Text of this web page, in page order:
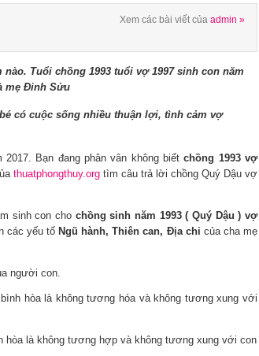
Xem các bài viết của admin »
Tuổi chồng 1993 tuổi vợ 1997 sinh con năm
mẹ Đinh Sửu
có cuộc sống nhiều thuận lợi, tình cảm vợ
2017. Bạn đang phân vân không biếtchồng 1993 vợ
thuatphongthuy.org tìm câu trả lời chồng Quý Dậu vợ
sinh con cho chồng sinh năm 1993 ( Quý Dậu ) vợ
các yếu tốNgũ hành, Thiên can, Địa chi của cha mẹ
người con.
hòa là không tương hóa và không tương xung với
là không tương hợp và không tương xung với con